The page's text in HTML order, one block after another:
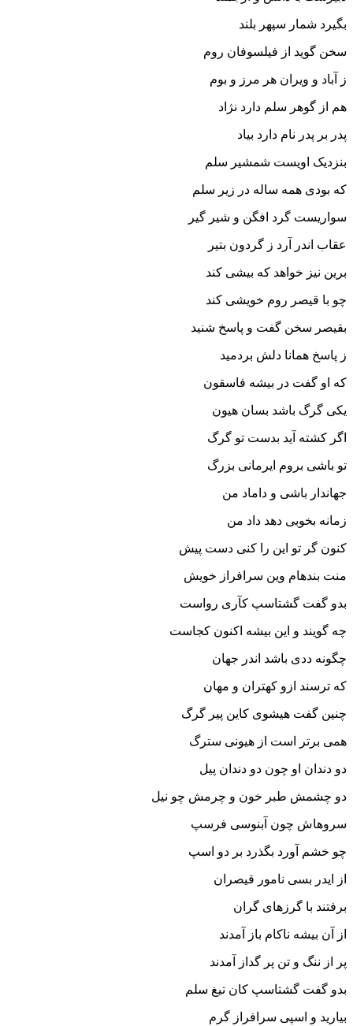
بگیرد شمار سپهر بلند
سخن گوید از فیلسوفان روم
ز آباد و ویران هر مرز و بوم‏
هم از گوهر سلم دارد نژاد
پدر بر پدر نام دارد بیاد
بنزدیک اویست شمشیر سلم
که بودى همه ساله در زیر سلم‏
سواریست گرد افگن و شیر گیر
عقاب اندر آرد ز گردون بتیر
برین نیز خواهد که بیشى کند
چو با قیصر روم خویشى کند
بقیصر سخن گفت و پاسخ شنید
ز پاسخ همانا دلش بردمید
که او گفت در بیشه فاسقون
یکى گرگ باشد بسان هیون‏
اگر کشته آید بدست تو گرگ
تو باشى بروم ایرمانى بزرگ‏
جهاندار باشى و داماد من
زمانه بخوبى دهد داد من‏
کنون گر تو این را کنى دست پیش
منت بنده‏ام وین سرافراز خویش‏
بدو گفت گشتاسپ کآرى رواست
چه گویند و این بیشه اکنون کجاست‏
چگونه ددى باشد اندر جهان
که ترسند ازو کهتران و مهان‏
چنین گفت هیشوى کاین پیر گرگ
همى برتر است از هیونى سترگ‏
دو دندان او چون دو دندان پیل
دو چشمش طبر خون و چرمش چو نیل‏
سروهاش چون آبنوسى فرسپ
چو خشم آورد بگذرد بر دو اسپ‏
از ایدر بسى نامور قیصران
برفتند با گرزهاى گران‏
از آن بیشه ناکام باز آمدند
پر از ننگ و تن پر گداز آمدند
بدو گفت گشتاسپ کان تیغ سلم
بیارید و اسپى سرافراز گرم‏